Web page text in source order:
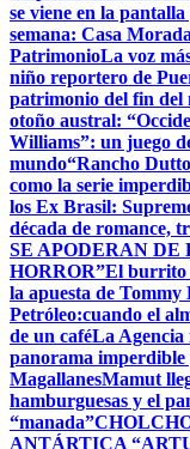
se viene en la
semana: Casa
PatrimonioLa voz
niño reportero de
patrimonio del fin del
otoño austral:
Williams”: un juego
mundo“Rancho
como la serie
los Ex Brasil:
década de romance,
SE APODERAN DE
HORROR”El burrito
la apuesta de Tommy
Petróleo:cuando el
de un caféLa Agencia
panorama imperdible
MagallanesMamut
hamburguesas y el
“manada”
ANTÁRTICA